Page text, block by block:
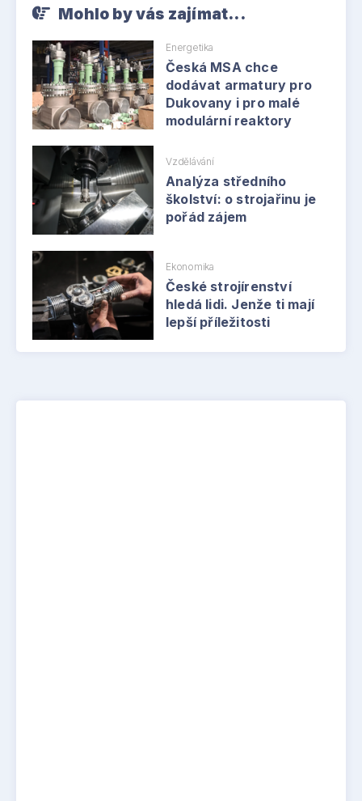
Mohlo by vás zajímat...
Energetika
Česká MSA chce
dodávat armatury pro
Dukovany i pro malé
modulární reaktory
Vzdělávání
Analýza středního
školství: o strojařinu je
pořád zájem
Ekonomika
České strojírenství
hledá lidi. Jenže ti mají
lepší příležitosti